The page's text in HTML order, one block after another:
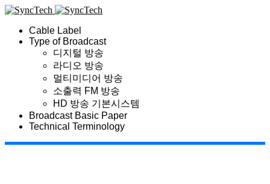
Cable Label
Type of Broadcast
디지털 방송
라디오 방송
멀티미디어 방송
소출력 FM 방송
HD 방송 기본시스템
Broadcast Basic Paper
Technical Terminology